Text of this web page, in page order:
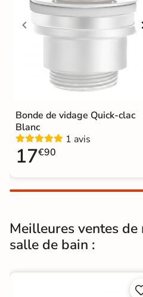
Entretien de la
vasque
à base
est
le
caisson
Garantie 2 ans
Origine Espagne
Catégories
Bonde de vidage Quick-clac
Blanc
1 avis
17€90
Meilleures ventes
salle de bain :